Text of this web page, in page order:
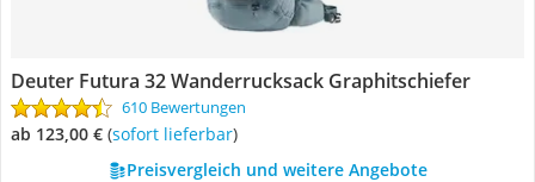
Deuter Futura 32 Wanderrucksack Graphitschiefer
610 Bewertungen
ab 123,00 € ( Sofort lieferbar)
Preisvergleich und weitere Angebote